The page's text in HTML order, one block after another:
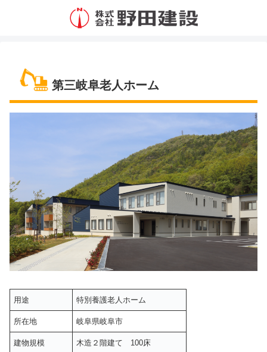
第三岐阜老人ホーム
用途 特別養護老人ホーム
所在地 岐阜県岐阜市
建物規模 木造２階建て 100床